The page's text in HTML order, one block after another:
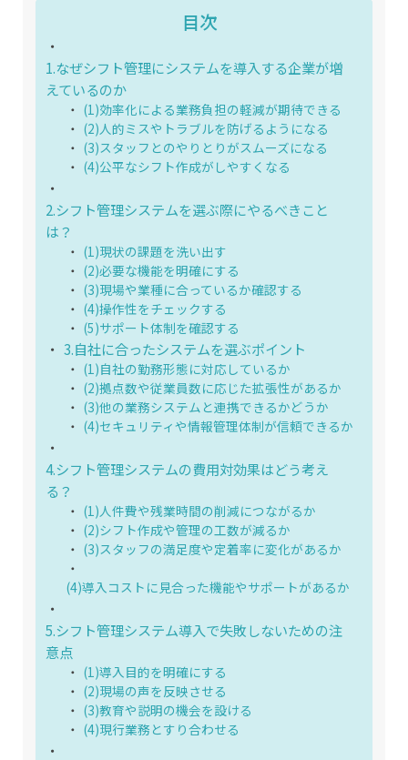
目次
1.なぜシフト管理にシステムを導入する企業が増
えているのか
(1)効率化による業務負担の軽減が期待できる
(2)人的ミスやトラブルを防げるようになる
(3)スタッフとのやりとりがスムーズになる
(4)公平なシフト作成がしやすくなる
2.シフト管理システムを選ぶ際にやるべきこと
は？
(1)現状の課題を洗い出す
(2)必要な機能を明確にする
(3)現場や業種に合っているか確認する
(4)操作性をチェックする
(5)サポート体制を確認する
3.自社に合ったシステムを選ぶポイント
(1)自社の勤務形態に対応しているか
(2)拠点数や従業員数に応じた拡張性があるか
(3)他の業務システムと連携できるかどうか
(4)セキュリティや情報管理体制が信頼できるか
4.シフト管理システムの費用対効果はどう考え
る？
(1)人件費や残業時間の削減につながるか
(2)シフト作成や管理の工数が減るか
(3)スタッフの満足度や定着率に変化があるか
(4)導入コストに見合った機能やサポートがあるか
5.シフト管理システム導入で失敗しないための注
意点
(1)導入目的を明確にする
(2)現場の声を反映させる
(3)教育や説明の機会を設ける
(4)現行業務とすり合わせる